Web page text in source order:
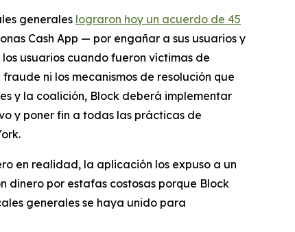
generales lograron hoy un acuerdo de 45
Cash App — por engañar a sus usuarios y
usuarios cuando fueron víctimas de
ni los mecanismos de resolución que
y la coalición, Block deberá implementar
y poner fin a todas las prácticas de
en realidad, la aplicación los expuso a un
dinero por estafas costosas porque Block
generales se haya unido para